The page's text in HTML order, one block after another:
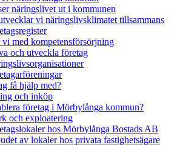
näringslivet ut i kommunen
vi näringslivsklimatet tillsammans
vi med kompetensförsörjning
och utveckla företag
få hjälp med?
och inköp
företag i Mörbylånga kommun?
och exploatering
hos Mörbylånga Bostads AB
av lokaler hos privata fastighetsägare